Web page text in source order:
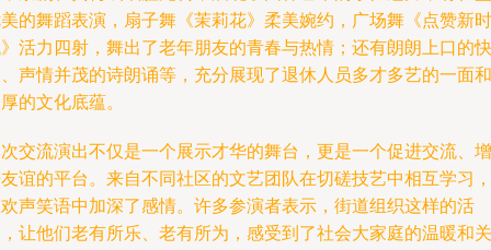
的舞蹈表演，扇子舞《茉莉花》柔美婉约，广场舞《点赞新时
活力四射，舞出了老年朋友的青春与热情；还有朗朗上口的快
声情并茂的诗朗诵等，充分展现了退休人员多才多艺的一面和
的文化底蕴。
交流演出不仅是一个展示才华的舞台，更是一个促进交流、增
谊的平台。来自不同社区的文艺团队在切磋技艺中相互学习，
声笑语中加深了感情。许多参演者表示，街道组织这样的活
让他们老有所乐、老有所为，感受到了社会大家庭的温暖和关